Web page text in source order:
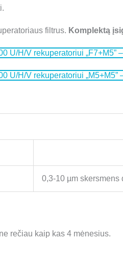
filtrus. Komplektą
U/H/V rekuperatoriui „F7+M5”
U/H/V rekuperatoriui
0,3-10 µm skersmens
rečiau kaip kas 4 mėnesius.